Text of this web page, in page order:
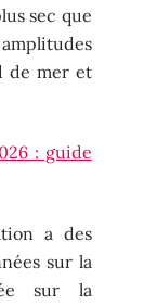
sec que
de mer et
: guide
a des
sur la
sur la